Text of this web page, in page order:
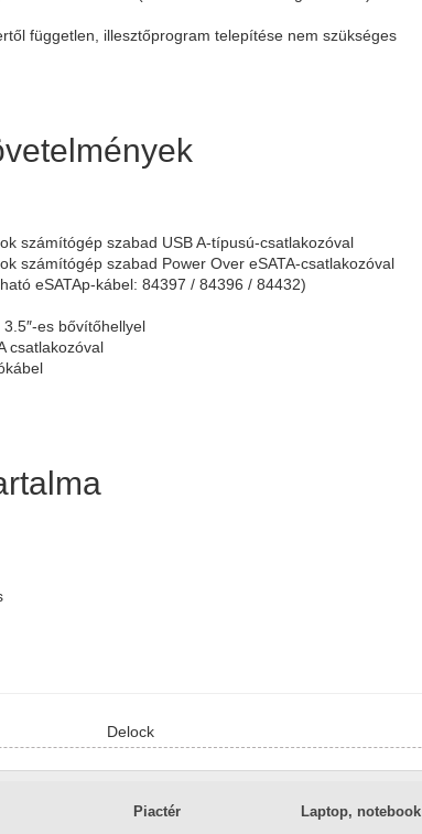
független, illesztőprogram telepítése nem szükséges
számítógép szabad USB A-típusú-csatlakozóval
számítógép szabad Power Over eSATA-csatlakozóval
eSATAp-kábel: 84397 / 84396 / 84432)
es bővítőhellyel
csatlakozóval
Delock
Piactér Laptop, notebook